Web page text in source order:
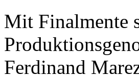
Mit Finalmente
Ferdinand